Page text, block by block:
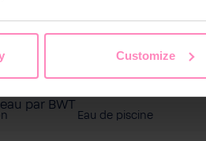
Customize
en ligne
par BWT
Eau de piscine